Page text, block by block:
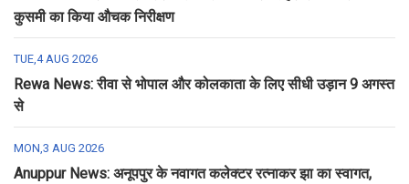
कुसमी का किया औचक निरीक्षण
TUE,4 AUG 2026
Rewa News: रीवा से भोपाल और कोलकाता के लिए सीधी उड़ान 9 अगस्त
से
MON,3 AUG 2026
Anuppur News: अनूपपुर के नवागत कलेक्टर रत्नाकर झा का स्वागत,